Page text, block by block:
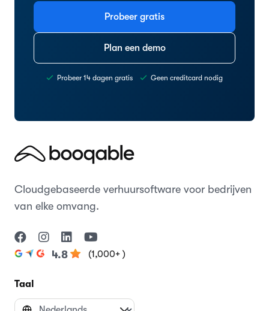
Probeer gratis
Plan een demo
Probeer 14 dagen gratis Geen creditcard nodig
Cloudgebaseerde verhuursoftware voor bedrijven
van elke omvang.
4.8 (1,000+ )
Taal